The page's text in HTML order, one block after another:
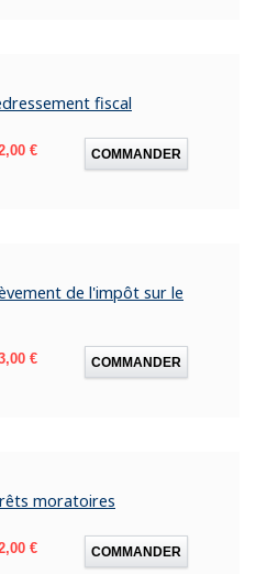
fiscal
€ COMMANDER
de l'impôt sur le
€ COMMANDER
moratoires
€ COMMANDER